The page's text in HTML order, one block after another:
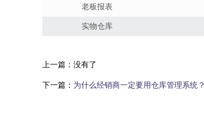
老板报表
实物仓库
上一篇：没有了
下一篇： 为什么经销商一定要用仓库管理系统？